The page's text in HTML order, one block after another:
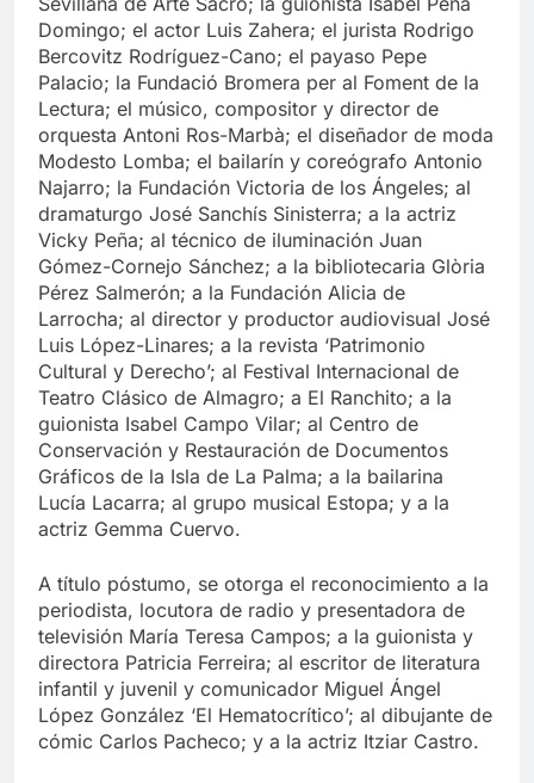
Domingo; el actor Luis Zahera; el jurista Rodrigo
Bercovitz Rodríguez-Cano; el payaso Pepe
Palacio; la Fundació Bromera per al Foment de la
Lectura; el músico, compositor y director de
orquesta Antoni Ros-Marbà; el diseñador de moda
Modesto Lomba; el bailarín y coreógrafo Antonio
Najarro; la Fundación Victoria de los Ángeles; al
dramaturgo José Sanchís Sinisterra; a la actriz
Vicky Peña; al técnico de iluminación Juan
Gómez-Cornejo Sánchez; a la bibliotecaria Glòria
Pérez Salmerón; a la Fundación Alicia de
Larrocha; al director y productor audiovisual José
Luis López-Linares; a la revista ‘Patrimonio
Cultural y Derecho’; al Festival Internacional de
Teatro Clásico de Almagro; a El Ranchito; a la
guionista Isabel Campo Vilar; al Centro de
Conservación y Restauración de Documentos
Gráficos de la Isla de La Palma; a la bailarina
Lucía Lacarra; al grupo musical Estopa; y a la
actriz Gemma Cuervo.
A título póstumo, se otorga el reconocimiento a la
periodista, locutora de radio y presentadora de
televisión María Teresa Campos; a la guionista y
directora Patricia Ferreira; al escritor de literatura
infantil y juvenil y comunicador Miguel Ángel
López González ‘El Hematocrítico’; al dibujante de
cómic Carlos Pacheco; y a la actriz Itziar Castro.